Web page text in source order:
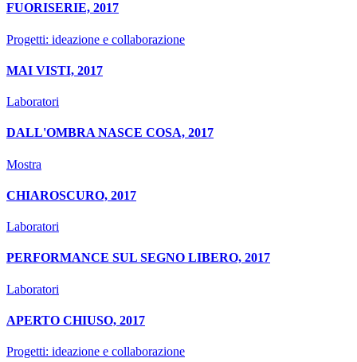
FUORISERIE, 2017
Progetti: ideazione e collaborazione
MAI VISTI, 2017
Laboratori
DALL'OMBRA NASCE COSA, 2017
Mostra
CHIAROSCURO, 2017
Laboratori
PERFORMANCE SUL SEGNO LIBERO, 2017
Laboratori
APERTO CHIUSO, 2017
Progetti: ideazione e collaborazione